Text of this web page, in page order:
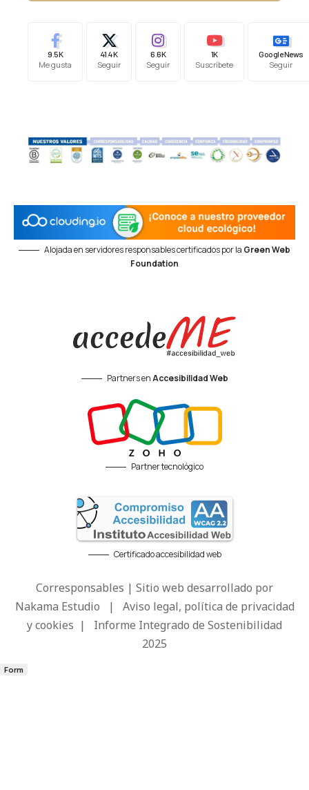
9.5K
Me gusta
41.4K
Seguir
6.6K
Seguir
1K
Suscríbete
Google News
Seguir
Alojada en servidores responsables certificados por la Green Web
Foundation
Partners enAccesibilidad Web
Partner tecnológico
Certificado accesibilidad web
Corresponsables | Sitio web desarrollado por
Nakama Estudio | Aviso legal, política de privacidad
y cookies | Informe Integrado de Sostenibilidad
2025
Form